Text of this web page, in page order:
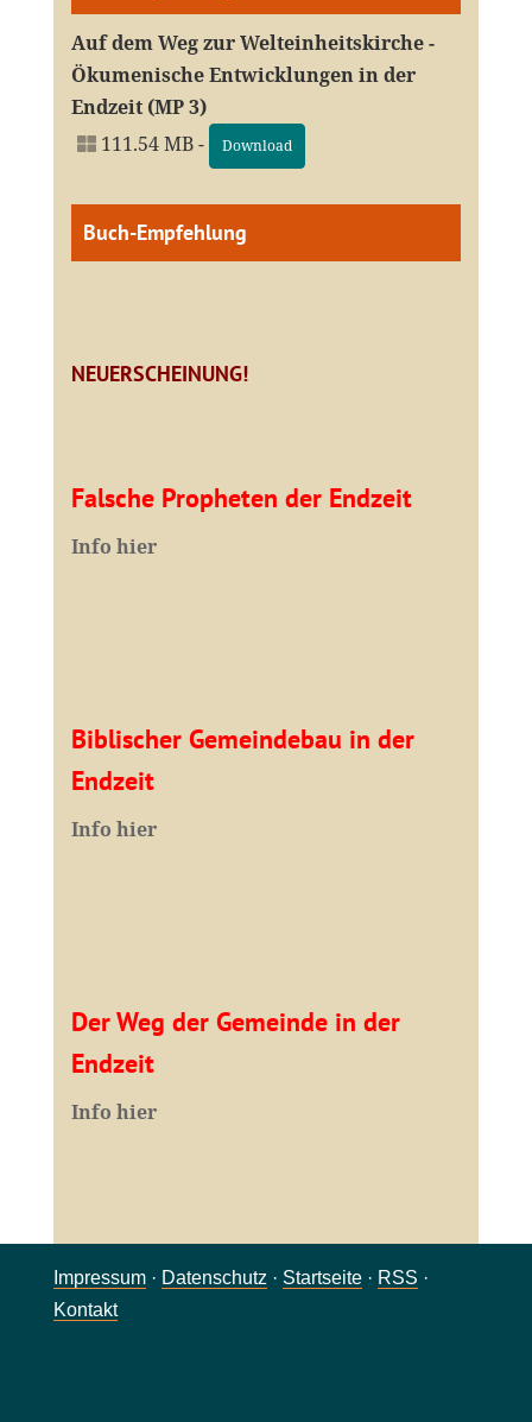
Auf dem Weg zur Welteinheitskirche -
Ökumenische Entwicklungen in der
Endzeit (MP 3)
111.54 MB -
Download
Buch-Empfehlung
NEUERSCHEINUNG!
Falsche Propheten der Endzeit
Info hier
Biblischer Gemeindebau in der
Endzeit
Info hier
Der Weg der Gemeinde in der
Endzeit
Info hier
Impressum· Datenschutz · Startseite· RSS ·
Kontakt